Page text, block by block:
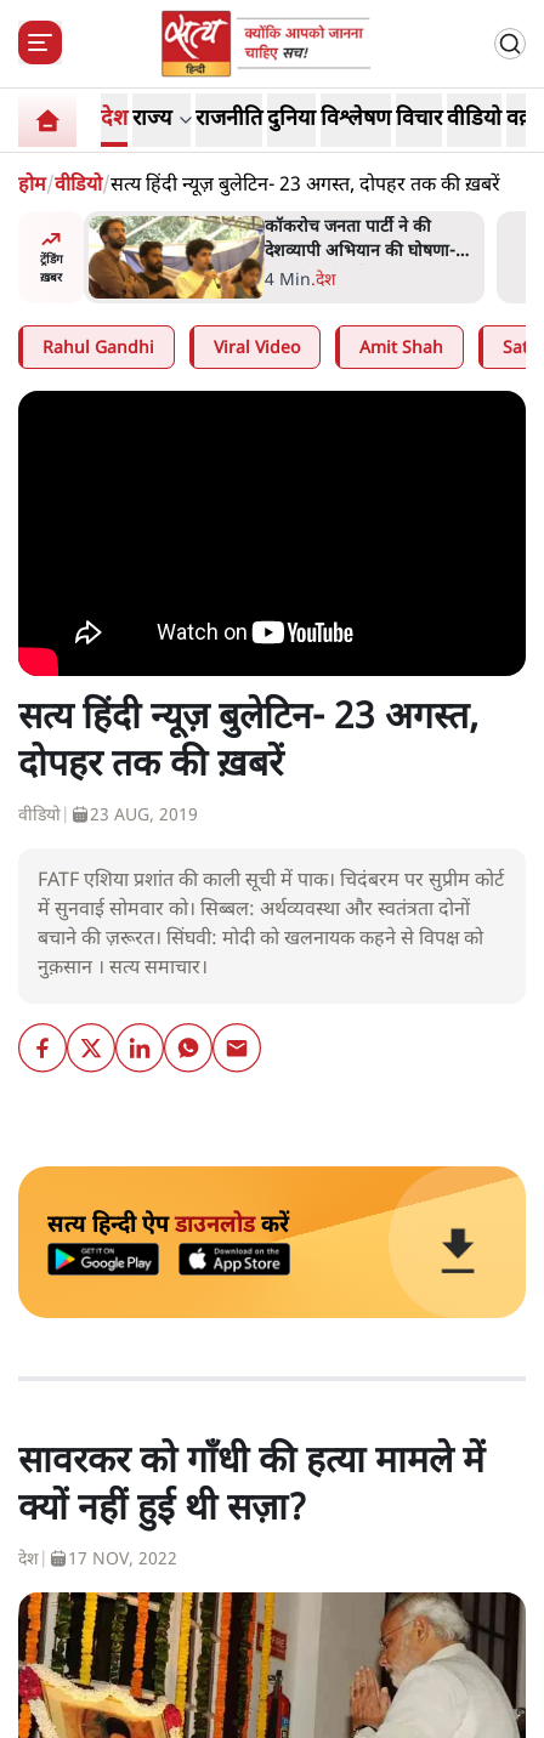
देशराज्य राजनीतिदुनियाविश्लेषणविचारवीडियो
होम/वीडियो/सत्य हिंदी न्यूज़ बुलेटिन- 23 अगस्त, दोपहर तक की ख़बरें
ट्रेंडिंग
ख़बर
ने
सोरेन का
कॉकरोच जनता पार्टी ने की
देशव्यापी अभियान की घोषणा-
'क्या बोलती पब्लिक'
4 Min.देश
Rahul Gandhi Viral Video Amit Shah
सत्य हिंदी न्यूज़ बुलेटिन- 23 अगस्त,
दोपहर तक की ख़बरें
वीडियो 23 AUG, 2019
FATF एशिया प्रशांत की काली सूची में पाक। चिदंबरम पर सुप्रीम कोर्ट
में सुनवाई सोमवार को। सिब्बल: अर्थव्यवस्था और स्वतंत्रता दोनों
बचाने की ज़रूरत। सिंघवी: मोदी को खलनायक कहने से विपक्ष को
नुक़सान । सत्य समाचार।
सत्य हिन्दी ऐपडाउनलोडकरें
सावरकर को गाँधी की हत्या मामले में
क्यों नहीं हुई थी सज़ा?
देश 17 NOV, 2022